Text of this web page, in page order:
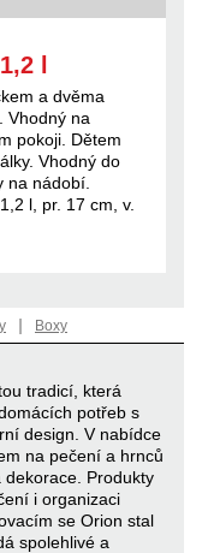
l
a dvěma
Vhodný na
pokoji. Dětem
Vhodný do
na nádobí.
l, pr. 17 cm, v.
| Boxy
tradicí, která
potřeb s
design. V nabídce
na pečení a hrnců
Produkty
i organizaci
se Orion stal
spolehlivé a